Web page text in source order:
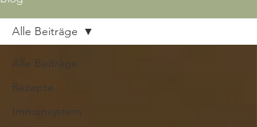
Alle Beiträge
Rezepte
Immunsystem
Alle Beiträge